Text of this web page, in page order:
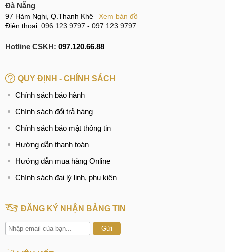
Đà Nẵng
97 Hàm Nghi, Q.Thanh Khê
Xem bản đồ
Điện thoại: 096.123.9797 - 097.123.9797
Hotline CSKH: 097.120.66.88
QUY ĐỊNH - CHÍNH SÁCH
Chính sách bảo hành
Chính sách đổi trả hàng
Chính sách bảo mật thông tin
Hướng dẫn thanh toán
Hướng dẫn mua hàng Online
Chính sách đại lý linh, phụ kiện
ĐĂNG KÝ NHẬN BẢNG TIN
Gửi